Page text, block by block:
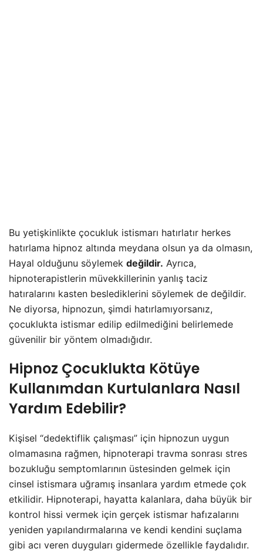
Bu yetişkinlikte çocukluk istismarı hatırlatır herkes
hatırlama hipnoz altında meydana olsun ya da olmasın,
Hayal olduğunu söylemek değildir. Ayrıca,
hipnoterapistlerin müvekkillerinin yanlış taciz
hatıralarını kasten beslediklerini söylemek de değildir.
Ne diyorsa, hipnozun, şimdi hatırlamıyorsanız,
çocuklukta istismar edilip edilmediğini belirlemede
güvenilir bir yöntem olmadığıdır.
Hipnoz Çocuklukta Kötüye
Kullanımdan Kurtulanlara Nasıl
Yardım Edebilir?
Kişisel “dedektiflik çalışması” için hipnozun uygun
olmamasına rağmen, hipnoterapi travma sonrası stres
bozukluğu semptomlarının üstesinden gelmek için
cinsel istismara uğramış insanlara yardım etmede çok
etkilidir. Hipnoterapi, hayatta kalanlara, daha büyük bir
kontrol hissi vermek için gerçek istismar hafızalarını
yeniden yapılandırmalarına ve kendi kendini suçlama
gibi acı veren duyguları gidermede özellikle faydalıdır.